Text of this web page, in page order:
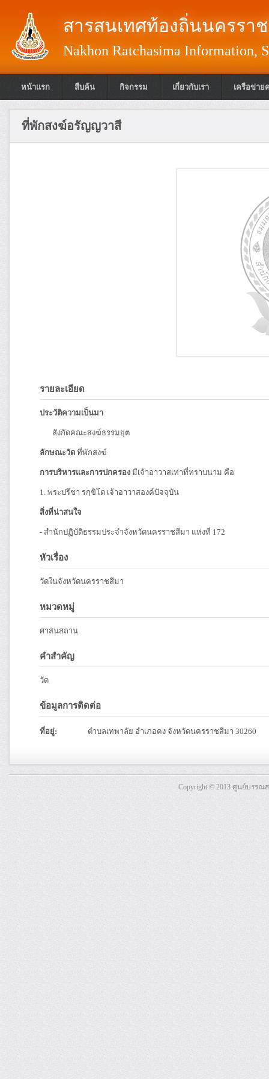
สารสนเทศท้องถิ่นนครรา
Nakhon Ratchasima Information,
หน้าแรก สืบค้น กิจกรรม เกี่ยวกับเรา เครือข่าย
ที่พักสงฆ์อรัญญวาสี
รายละเอียด
ประวัติความเป็นมา
สังกัดคณะสงฆ์ธรรมยุต
ลักษณะวัด ที่พักสงฆ์
การบริหารและการปกครอง มีเจ้าอาวาสเท่าที่ทราบนาม คือ
1. พระปรีชา รกฺขิโต เจ้าอาวาสองค์ปัจจุบัน
สิ่งที่น่าสนใจ
- สำนักปฏิบัติธรรมประจำจังหวัดนครราชสีมา แห่งที่ 172
หัวเรื่อง
วัดในจังหวัดนครราชสีมา
หมวดหมู่
ศาสนสถาน
คำสำคัญ
วัด
ข้อมูลการติดต่อ
ที่อยู่: ตำบลเทพาลัย อำเภอคง จังหวัดนครราชสีมา 30260
Copyright © 2013 ศูนย์บรร